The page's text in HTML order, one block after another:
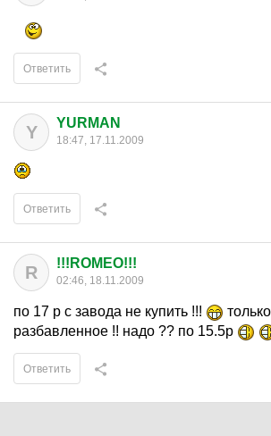
Ответить
Y YURMAN
18:47, 17.11.2009
Ответить
R !!!ROMEO!!!
02:46, 18.11.2009
по 17 р с завода не купить !!!
разбавленное !! надо ?? по 15.5р
Ответить